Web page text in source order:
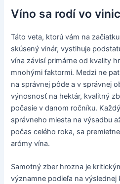
Víno sa rodí vo
Táto veta, ktorú vám na
skúsený vinár, vystihuje
vína závisí primárne od kvality
mnohými faktormi. Medzi ne
na správnej pôde a v správnej
výnosnosť na hektár, kvalitný
počasie v danom ročníku.
správneho miesta na výsadbu
počas celého roka, sa
arómy vína.
Samotný zber hrozna je
významne podieľa na výslednej